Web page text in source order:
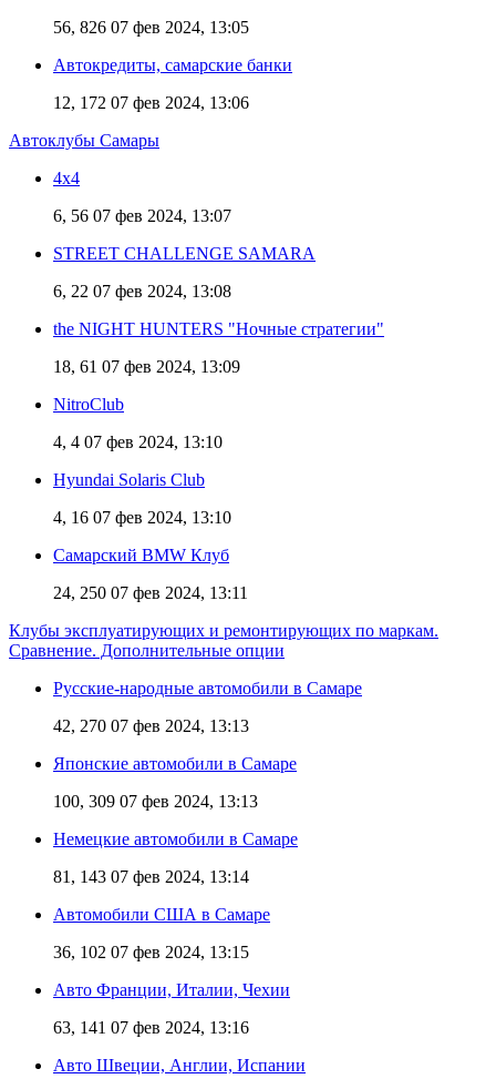
56, 826 07 фев 2024, 13:05
Автокредиты, самарские банки
12, 172 07 фев 2024, 13:06
Автоклубы Самары
4х4
6, 56 07 фев 2024, 13:07
STREET CHALLENGE SAMARA
6, 22 07 фев 2024, 13:08
the NIGHT HUNTERS "Ночные стратегии"
18, 61 07 фев 2024, 13:09
NitroClub
4, 4 07 фев 2024, 13:10
Hyundai Solaris Club
4, 16 07 фев 2024, 13:10
Самарский BMW Клуб
24, 250 07 фев 2024, 13:11
Клубы эксплуатирующих и ремонтирующих по маркам.
Сравнение. Дополнительные опции
Русские-народные автомобили в Самаре
42, 270 07 фев 2024, 13:13
Японские автомобили в Самаре
100, 309 07 фев 2024, 13:13
Немецкие автомобили в Самаре
81, 143 07 фев 2024, 13:14
Автомобили США в Самаре
36, 102 07 фев 2024, 13:15
Авто Франции, Италии, Чехии
63, 141 07 фев 2024, 13:16
Авто Швеции, Англии, Испании